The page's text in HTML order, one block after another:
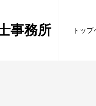
事務所 トッ